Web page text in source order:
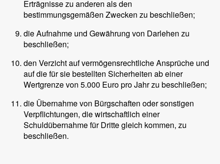
Erträgnisse zu anderen als den
bestimmungsgemäßen Zwecken zu beschließen;
die Aufnahme und Gewährung von Darlehen zu
beschließen;
den Verzicht auf vermögensrechtliche Ansprüche und
auf die für sie bestellten Sicherheiten ab einer
Wertgrenze von 5.000 Euro pro Jahr zu beschließen;
die Übernahme von Bürgschaften oder sonstigen
Verpflichtungen, die wirtschaftlich einer
Schuldübernahme für Dritte gleich kommen, zu
beschließen.